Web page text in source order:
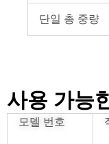
단일 총 중량
사용 가능
모델 번호